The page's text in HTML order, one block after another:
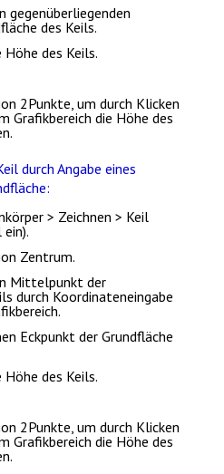
gegenüberliegenden
des Keils.
Höhe des Keils.
2Punkte , um durch Klicken
Grafikbereich die Höhe des
durch Angabe eines
> Zeichnen > Keil
ein).
Zentrum.
Mittelpunkt der
durch Koordinateneingabe
Eckpunkt der Grundfläche
Höhe des Keils.
2Punkte , um durch Klicken
Grafikbereich die Höhe des